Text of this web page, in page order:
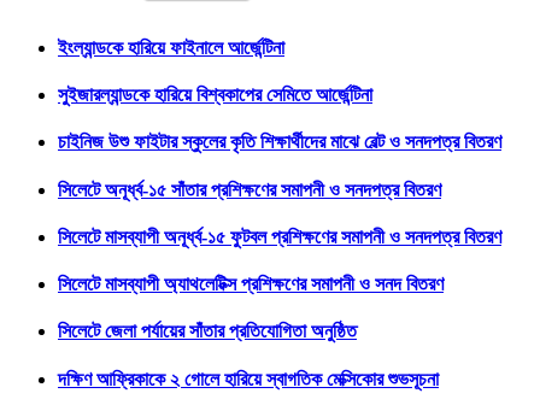
ইংল্যান্ডকে হারিয়ে ফাইনালে আর্জেন্টিনা
সুইজারল্যান্ডকে হারিয়ে বিশ্বকাপের সেমিতে আর্জেন্টিনা
চাইনিজ উশু ফাইটার স্কুলের কৃতি শিক্ষার্থীদের মাঝে বেল্ট ও সনদপত্র বিতরণ
সিলেটে অনূর্ধ্ব-১৫ সাঁতার প্রশিক্ষণের সমাপনী ও সনদপত্র বিতরণ
সিলেটে মাসব্যাপী অনূর্ধ্ব-১৫ ফুটবল প্রশিক্ষণের সমাপনী ও সনদপত্র বিতরণ
সিলেটে মাসব্যাপী অ্যাথলেটিক্স প্রশিক্ষণের সমাপনী ও সনদ বিতরণ
সিলেটে জেলা পর্যায়ের সাঁতার প্রতিযোগিতা অনুষ্ঠিত
দক্ষিণ আফ্রিকাকে ২ গোলে হারিয়ে স্বাগতিক মেক্সিকোর শুভসূচনা